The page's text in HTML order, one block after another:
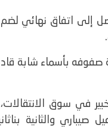
إلى اتفاق نهائي
صفوفه بأسماء شابة
في سوق الانتقالات،
والثانية